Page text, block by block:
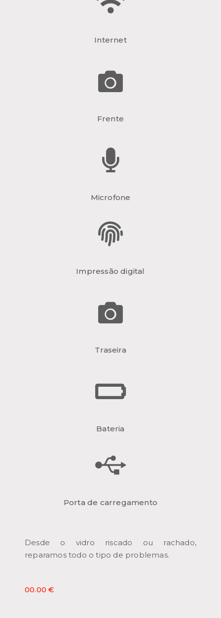
Internet
Frente
Microfone
Impressão digital
Traseira
Bateria
Porta de carregamento
Desde o vidro riscado ou rachado,
reparamos todo o tipo de problemas.
00.00 €